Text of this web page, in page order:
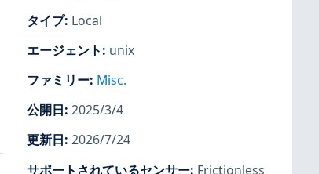
タイプ: Local
エージェント: unix
ファミリー: Misc.
公開日: 2025/3/4
更新日: 2026/7/24
サポートされているセンサー: Frictionless